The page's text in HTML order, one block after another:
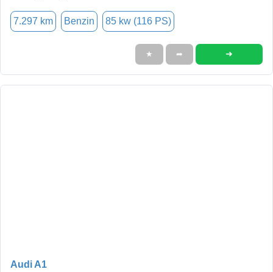
7.297 km Benzin 85 kw (116 PS)
★ ➦ ➜
Audi A1